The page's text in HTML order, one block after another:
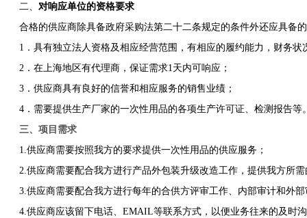
二、 对响应单位的资格要求
合格的供应商除具备政府采购法第二十二条规定的条件外还应具备
1．具有独立法人资格及相应经营范围，有相应的履约能力，财务状
2．在上海地区有代理商，保证需求1天内可响应；
3．供应商具有良好的信誉和相应服务的销售业绩；
4．需要提供生产厂家的一次性用品的各项生产许可证、检测报告等
三、项目需求
1.供应商需要按照我方的要求提供一次性用品的供应服务；
2.供应商需要配合我方进行产品外包装升级改造工作，提供我方所
3.供应商需要配合我方进行每年的合供方评审工作、内部审计和外
4.供应商应该留下电话、EMAIL等联系方式，以便业务往来的及时